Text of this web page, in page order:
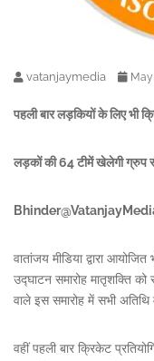
vatanjaymedia May
पहली बार लड़कियों के लिए भी
लड़कों की 64 टीमें खेलेगी ग्रुप
वातांजय मीडिया द्वारा
उद्घाटन समारोह मातृशक्ति
वाले इस समारोह में सभी अतिथि
वहीं पहली बार क्रिकेट